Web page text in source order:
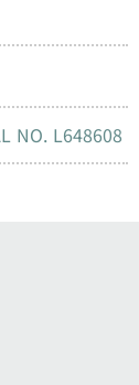
NO. L648608